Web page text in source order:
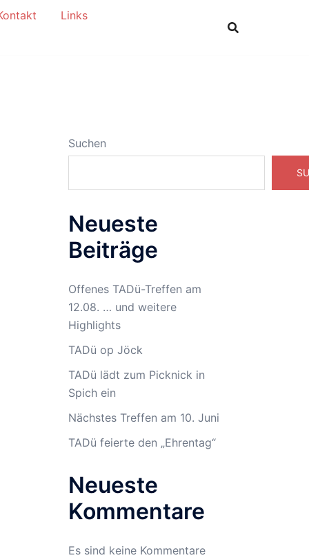
Links
Suchen
Neueste
Beiträge
Offenes TADü-Treffen am
12.08. … und weitere
Highlights
TADü op Jöck
TADü lädt zum Picknick in
Spich ein
Nächstes Treffen am 10. Juni
TADü feierte den „Ehrentag“
Neueste
Kommentare
Es sind keine Kommentare